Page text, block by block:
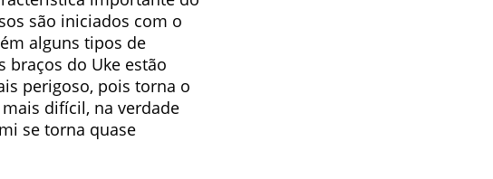
são iniciados com o
alguns tipos de
braços do Uke estão
perigoso, pois torna o
difícil, na verdade
se torna quase